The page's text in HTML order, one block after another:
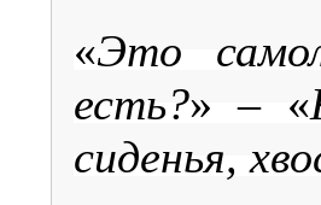
«Это
есть?» – «
сиденья,